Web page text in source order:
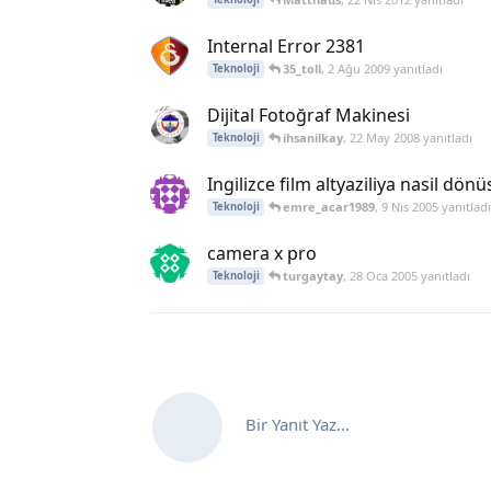
Internal Error 2381
Teknoloji 35_toll,2 Ağu 2009 yanıtladı
Dijital Fotoğraf Makinesi
Teknoloji ihsanilkay,22 May 2008 yanıtladı
Ingilizce film altyaziliya nasil
Teknoloji emre_acar1989,9 Nis 2005 yanıtladı
camera x pro
Teknoloji turgaytay,28 Oca 2005 yanıtladı
Bir Yanıt Yaz...